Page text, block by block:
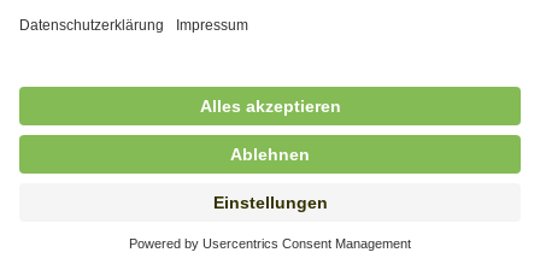
in Teilzeit (mind. 20 - max. 30 Std./.Wo.), SOS-
Hauswirtschaftskraft (m/w/d)
in unbefristeter Anstellung, Teilzeit (20 Std./Wo.), SOS-
Kinderdorf Dortmund, Hagen